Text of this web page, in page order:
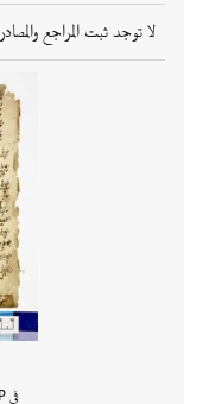
لا توجد ثبت المراجع والمصادر
في PGP منذ